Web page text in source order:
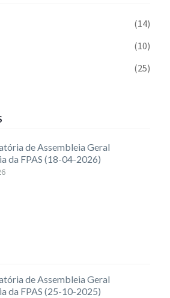
(14)
(10)
(25)
de Assembleia Geral
da FPAS (18-04-2026)
de Assembleia Geral
da FPAS (25-10-2025)